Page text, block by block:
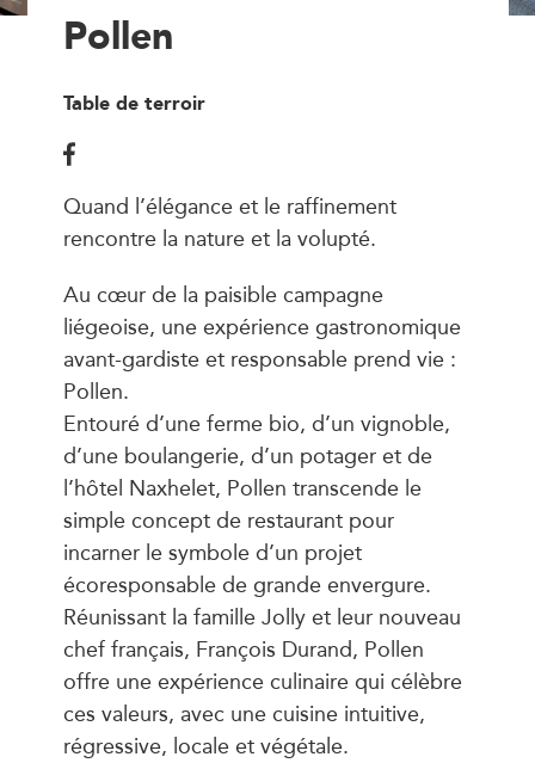
Pollen
Table de terroir
Quand l’élégance et le raffinement
rencontre la nature et la volupté.
Au cœur de la paisible campagne
liégeoise, une expérience gastronomique
avant-gardiste et responsable prend vie :
Pollen.
Entouré d’une ferme bio, d’un vignoble,
d’une boulangerie, d’un potager et de
l’hôtel Naxhelet, Pollen transcende le
simple concept de restaurant pour
incarner le symbole d’un projet
écoresponsable de grande envergure.
Réunissant la famille Jolly et leur nouveau
chef français, François Durand, Pollen
offre une expérience culinaire qui célèbre
ces valeurs, avec une cuisine intuitive,
régressive, locale et végétale.